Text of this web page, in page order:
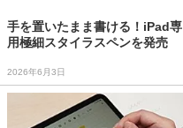
手を置いたまま書ける！iPad専
用極細スタイラスペンを発売
2026年6月3日